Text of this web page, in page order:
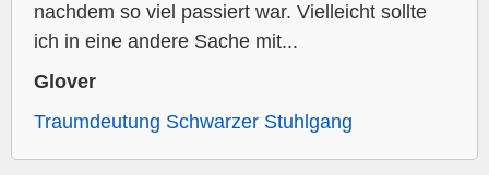
nachdem so viel passiert war. Vielleicht sollte
ich in eine andere Sache mit...
Glover
Traumdeutung Schwarzer Stuhlgang